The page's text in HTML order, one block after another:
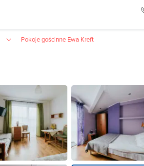
Pokoje gościnne Ewa Kreft